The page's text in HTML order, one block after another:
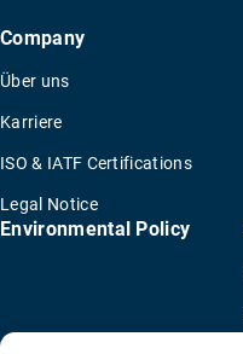
Company
Über uns
Karriere
ISO & IATF Certifications
Legal Notice
Environmental Policy